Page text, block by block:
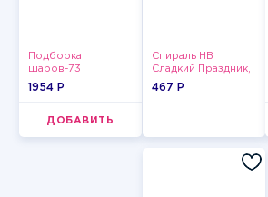
Подборка
шаров-73
1954 P
ДОБАВИТЬ
Спираль HB
Сладкий Праздник,
12 шт.
467 P